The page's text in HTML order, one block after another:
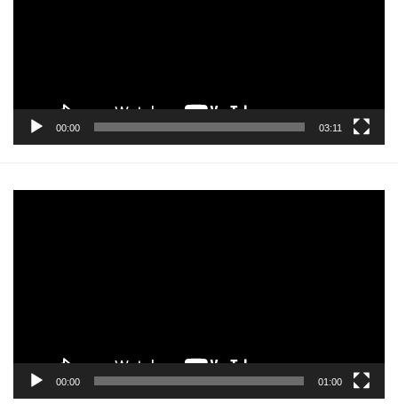
00:00 03:11
00:00 01:00